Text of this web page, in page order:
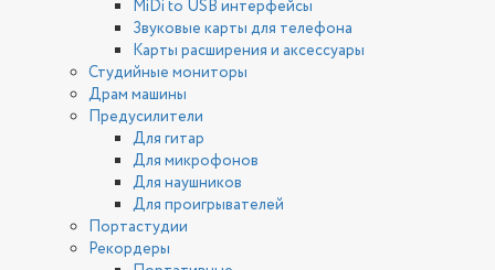
MiDi to USB интерфейсы
Звуковые карты для телефона
Карты расширения и аксессуары
Студийные мониторы
Драм машины
Предусилители
Для гитар
Для микрофонов
Для наушников
Для проигрывателей
Портастудии
Рекордеры